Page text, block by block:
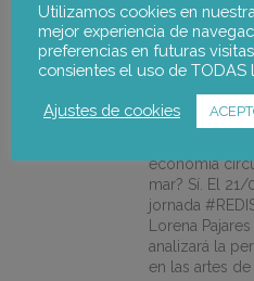
notus-asr
economía
mar? Sí. El
jornada
Lorena
analizará la
en las artes
Utilizamos cookies en
mejor experiencia de
preferencias en futuras
consientes el uso de TODAS
Ajustes de cookies